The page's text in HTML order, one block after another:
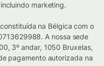
marketing.
na Bélgica com o
A nossa sede
3º andar, 1050 Bruxelas,
pagamento autorizada na